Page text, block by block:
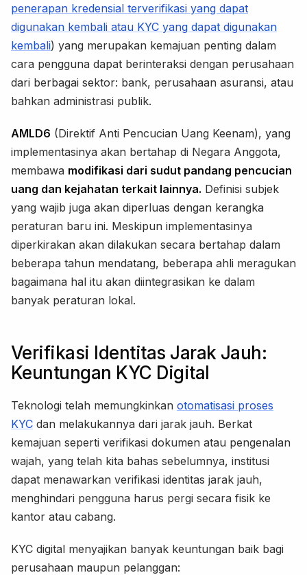
penerapan kredensial terverifikasi yang dapat
digunakan kembali atau KYC yang dapat digunakan
kembali) yang merupakan kemajuan penting dalam
cara pengguna dapat berinteraksi dengan perusahaan
dari berbagai sektor: bank, perusahaan asuransi, atau
bahkan administrasi publik.
AMLD6 (Direktif Anti Pencucian Uang Keenam), yang
implementasinya akan bertahap di Negara Anggota,
membawa modifikasi dari sudut pandang pencucian
uang dan kejahatan terkait lainnya. Definisi subjek
yang wajib juga akan diperluas dengan kerangka
peraturan baru ini. Meskipun implementasinya
diperkirakan akan dilakukan secara bertahap dalam
beberapa tahun mendatang, beberapa ahli meragukan
bagaimana hal itu akan diintegrasikan ke dalam
banyak peraturan lokal.
Verifikasi Identitas Jarak Jauh:
Keuntungan KYC Digital
Teknologi telah memungkinkan otomatisasi proses
KYC dan melakukannya dari jarak jauh. Berkat
kemajuan seperti verifikasi dokumen atau pengenalan
wajah, yang telah kita bahas sebelumnya, institusi
dapat menawarkan verifikasi identitas jarak jauh,
menghindari pengguna harus pergi secara fisik ke
kantor atau cabang.
KYC digital menyajikan banyak keuntungan baik bagi
perusahaan maupun pelanggan: